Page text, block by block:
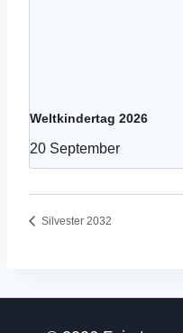
Weltkindertag 2026
20 September
Silvester 2032